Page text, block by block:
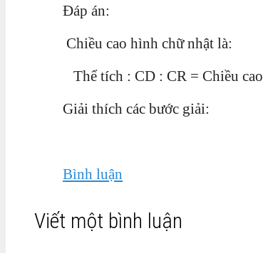
Đáp án:
Chiều cao hình chữ nhật là:
Thể tích : CD : CR = Chiều cao
Giải thích các bước giải:
Bình luận
Viết một bình luận